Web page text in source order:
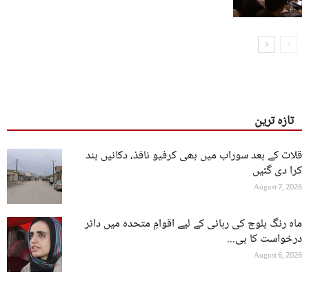
تازہ ترین
قلات کے بعد سوراب میں بھی کرفیو نافذ، دکانیں بند
کرا دی گئیں
August 7, 2026
ماہ رنگ بلوچ کی رہائی کے لیے اقوامِ متحدہ میں دائر
درخواست کا بی...
August 6, 2026